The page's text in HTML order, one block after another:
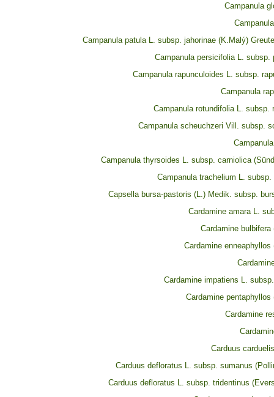
Campanula
Campanula patula L. subsp. jahorinae (K.Malý)
Campanula persicifolia L. subsp.
Campanula rapunculoides L. subsp.
Campanula
Campanula rotundifolia L. subsp.
Campanula scheuchzeri Vill. subsp.
Campanula thyrsoides L. subsp. carniolica
Campanula trachelium L. subsp.
Capsella bursa-pastoris (L.) Medik. subsp.
Cardamine amara L.
Cardamine bulbifera
Cardamine enneaphyllos
Cardamine impatiens L.
Cardamine pentaphyllos
Cardamine
Carduus
Carduus defloratus L. subsp. sumanus
Carduus defloratus L. subsp. tridentinus